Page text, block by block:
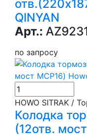
QINYAN
Арт.:
по запросу
HOWO SITRAK /
Колодка
(12отв.